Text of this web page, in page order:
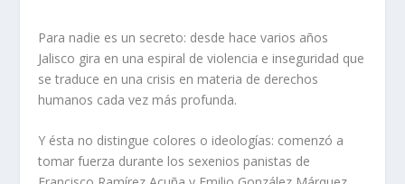
Para nadie es un secreto: desde hace varios años
Jalisco gira en una espiral de violencia e inseguridad que
se traduce en una crisis en materia de derechos
humanos cada vez más profunda.
Y ésta no distingue colores o ideologías: comenzó a
tomar fuerza durante los sexenios panistas de